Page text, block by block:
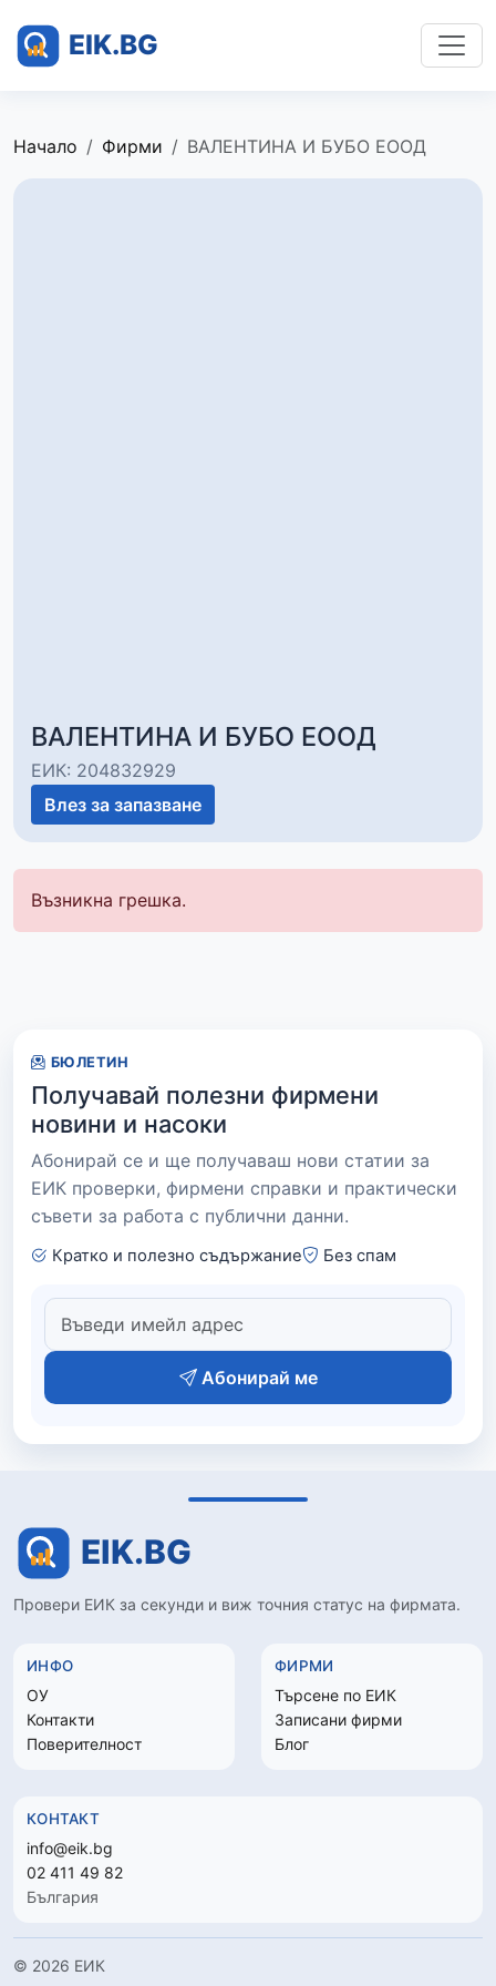
Начало Фирми ВАЛЕНТИНА И БУБО ЕООД
ВАЛЕНТИНА И БУБО ЕООД
ЕИК: 204832929
Влез за запазване
Възникна грешка.
БЮЛЕТИН
Получавай полезни фирмени
новини и насоки
Абонирай се и ще получаваш нови статии за
ЕИК проверки, фирмени справки и практически
съвети за работа с публични данни.
Кратко и полезно съдържание Без спам
Абонирай ме
Провери ЕИК за секунди и виж точния статус на фирмата.
ИНФО
ОУ
Контакти
Поверителност
ФИРМИ
Търсене по ЕИК
Записани фирми
Блог
КОНТАКТ
info@eik.bg
02 411 49 82
България
© 2026 ЕИК